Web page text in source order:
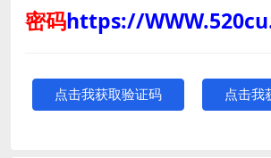
密码https://
点击我获取验证码 点击我